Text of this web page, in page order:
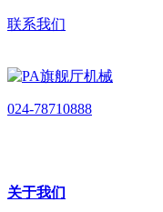
联系我们
024-78710888
关于我们